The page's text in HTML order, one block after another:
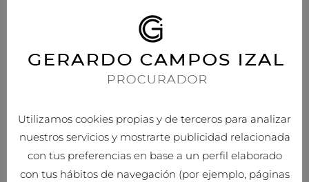
Como interesado que nos ha proporcionado tus datos personales,
tienes pleno derecho a obtener confirmación sobre si en
GERARDO CAMPOS IZALestamos tratando tus datos personales,
y en concreto estás facultado para ejercitar los siguientes
reconoce, conforme a lo previsto en la misma:
Derecho a revocar en cualquier momento el
consentimiento prestado.
Derecho de ACCESO a tus datos personales
Utilizamos cookies propias y de terceros para analizar
nuestros servicios y mostrarte publicidad relacionada
con tus preferencias en base a un perfil elaborado
con tus hábitos de navegación (por ejemplo, páginas